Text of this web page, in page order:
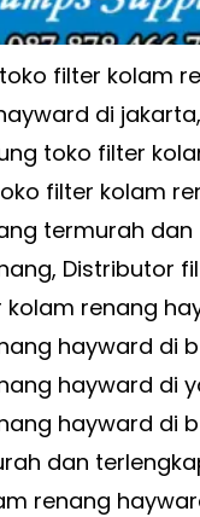
filter kolam
di
toko filter
filter kolam
termurah dan
Distributor
renang
hayward di
hayward di
hayward di
dan
renang